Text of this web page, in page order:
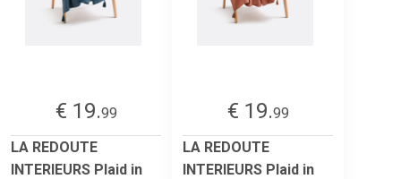
€ 19.99
LA REDOUTE
INTERIEURS Plaid in
€ 19.99
LA REDOUTE
INTERIEURS Plaid in